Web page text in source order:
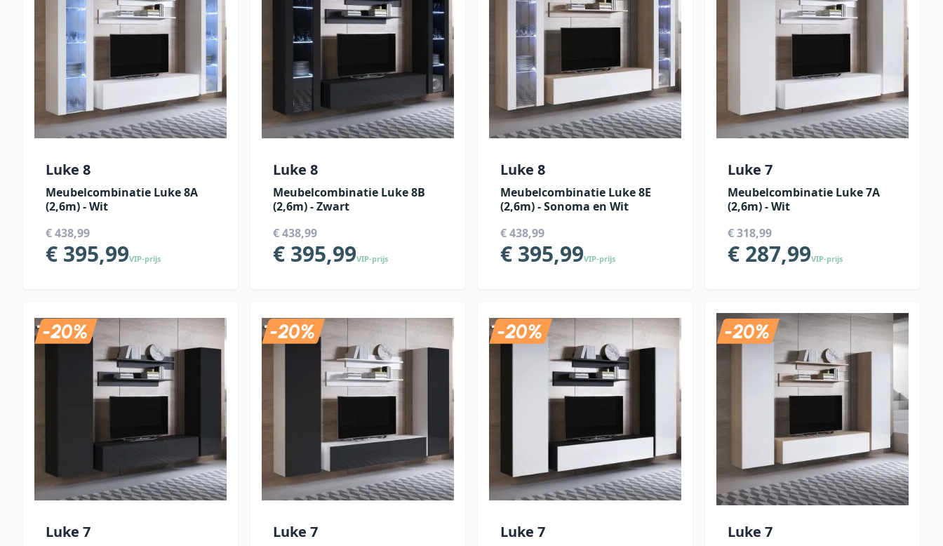
Luke 8
Meubelcombinatie Luke 8A
(2,6m) - Wit
€ 438,99
€ 395,99VIP-prijs
Luke 8
Meubelcombinatie Luke 8B
(2,6m) - Zwart
€ 438,99
€ 395,99VIP-prijs
Luke 8
Meubelcombinatie Luke 8E
(2,6m) - Sonoma en Wit
€ 438,99
€ 395,99VIP-prijs
Luke 7
Meubelcombinatie Luke 7A
(2,6m) - Wit
€ 318,99
€ 287,99VIP-prijs
Luke 7 Luke 7 Luke 7 Luke 7